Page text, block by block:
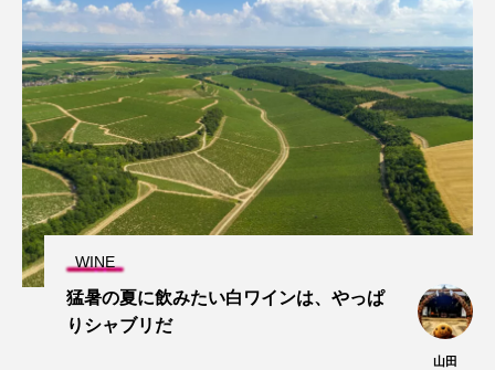
WINE
猛暑の夏に飲みたい白ワインは、やっぱ
りシャブリだ
山田